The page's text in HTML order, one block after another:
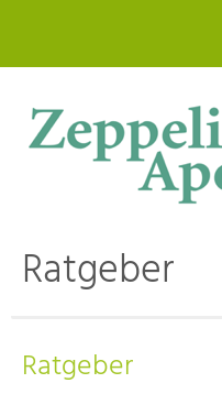
Ratgeber
Ratgeber